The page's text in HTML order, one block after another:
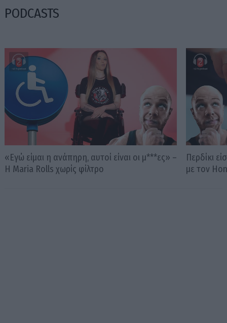
PODCASTS
«Εγώ είμαι η ανάπηρη, αυτοί είναι οι μ***ες» –
Η Maria Rolls χωρίς φίλτρο
Περδίκι
με τον